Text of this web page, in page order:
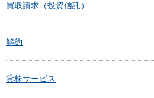
買取請求（投資信託）
解約
貸株サービス